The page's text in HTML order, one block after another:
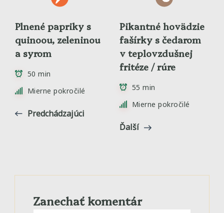
Plnené papriky s
quinoou, zeleninou
a syrom
50 min
Mierne pokročilé
Predchádzajúci
Pikantné hovädzie
fašírky s čedarom
v teplovzdušnej
fritéze / rúre
55 min
Mierne pokročilé
Ďalší
Zanechať komentár